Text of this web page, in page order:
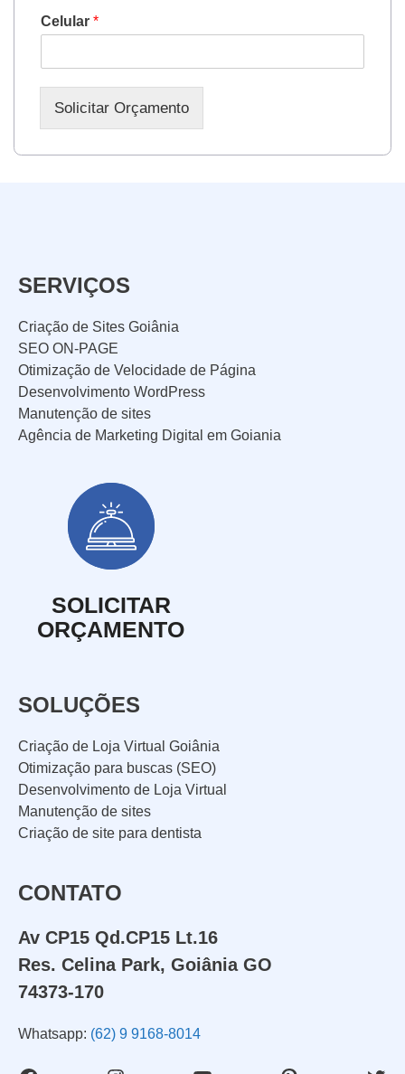
Celular *
Solicitar Orçamento
SERVIÇOS
Criação de Sites Goiânia
SEO ON-PAGE
Otimização de Velocidade de Página
Desenvolvimento WordPress
Manutenção de sites
Agência de Marketing Digital em Goiania
SOLICITAR
ORÇAMENTO
SOLUÇÕES
Criação de Loja Virtual Goiânia
Otimização para buscas (SEO)
Desenvolvimento de Loja Virtual
Manutenção de sites
Criação de site para dentista
CONTATO
Av CP15 Qd.CP15 Lt.16
Res. Celina Park, Goiânia GO
74373-170
Whatsapp: (62) 9 9168-8014